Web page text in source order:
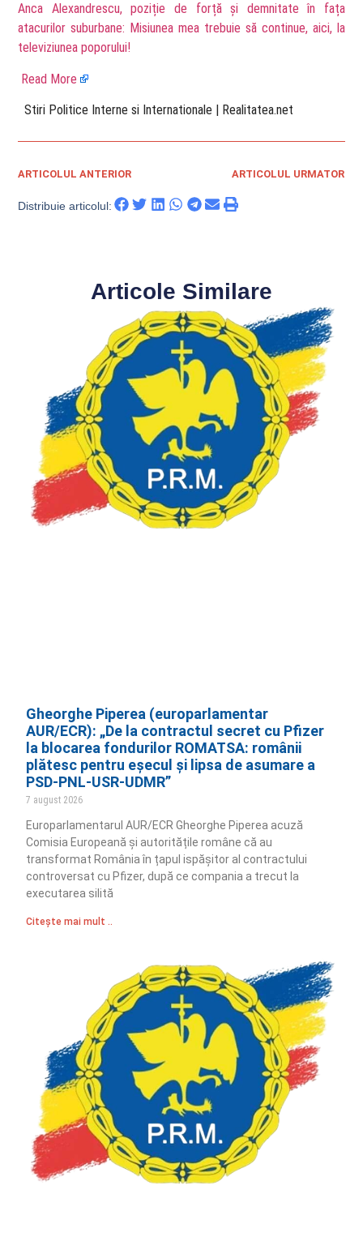
Anca Alexandrescu, poziție de forță și demnitate în fața
atacurilor suburbane: Misiunea mea trebuie să continue, aici, la
televiziunea poporului!
Read More
​ Stiri Politice Interne si Internationale | Realitatea.net
ARTICOLUL ANTERIOR ARTICOLUL URMATOR
Distribuie articolul:
Articole Similare
Gheorghe Piperea (europarlamentar
AUR/ECR): „De la contractul secret cu Pfizer
la blocarea fondurilor ROMATSA: românii
plătesc pentru eșecul și lipsa de asumare a
PSD-PNL-USR-UDMR”
7 august 2026
Europarlamentarul AUR/ECR Gheorghe Piperea acuză
Comisia Europeană și autoritățile române că au
transformat România în țapul ispășitor al contractului
controversat cu Pfizer, după ce compania a trecut la
executarea silită
Citește mai mult ..